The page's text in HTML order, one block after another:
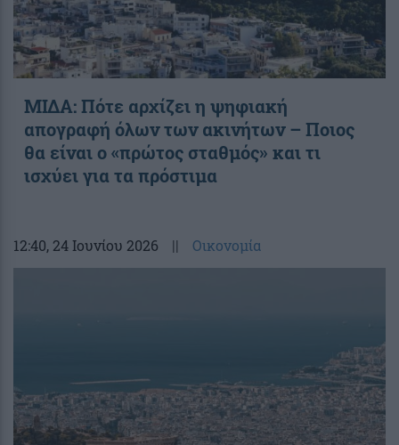
ΜΙΔΑ: Πότε αρχίζει η ψηφιακή
απογραφή όλων των ακινήτων – Ποιος
θα είναι ο «πρώτος σταθμός» και τι
ισχύει για τα πρόστιμα
12:40, 24 Ιουνίου 2026 || Οικονομία